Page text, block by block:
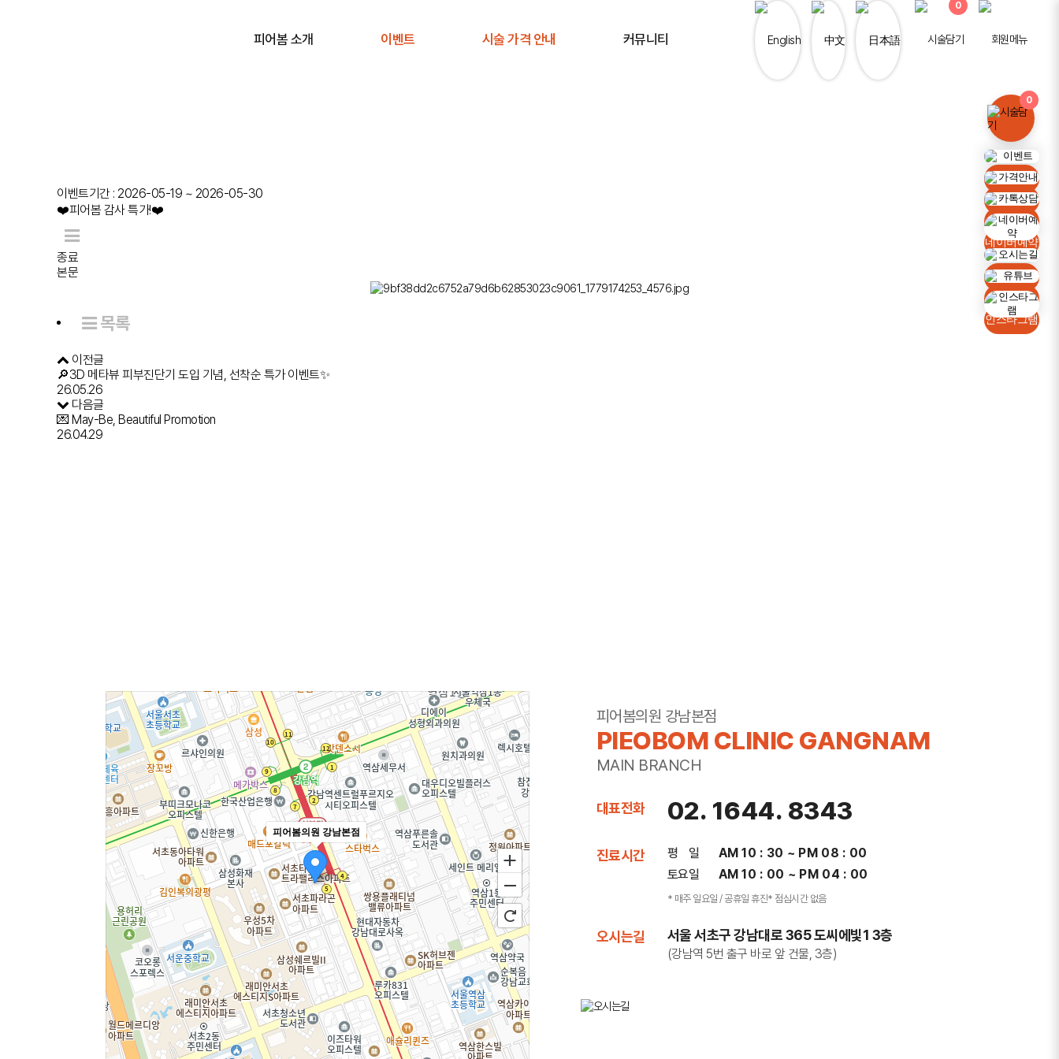
피어봄 소개 이벤트 시술 가격 안내 커뮤니티
0
이벤트기간 : 2026-05-19 ~ 2026-05-30
❤️피어봄 감사 특가!❤️
종료
본문
목록
이전글
🔎3D 메타뷰 피부진단기 도입 기념, 선착순 특가 이벤트✨
26.05.26
다음글
💌 May-Be, Beautiful Promotion
26.04.29
0
이벤트
가격안내
카톡상담
네이버예약
오시는길
유튜브
인스타그램
피어봄의원 강남본점
피어봄의원 강남본점
PIEOBOM CLINIC GANGNAM
MAIN BRANCH
대표전화 02. 1644. 8343
진료시간 평 일
AM 10 : 30 ~ PM 08 : 00
토요일
AM 10 : 00 ~ PM 04 : 00
* 매주 일요일 / 공휴일 휴진* 점심시간 없음
오시는길 서울 서초구 강남대로 365 도씨에빛1 3층
(강남역 5번 출구 바로 앞 건물, 3층)